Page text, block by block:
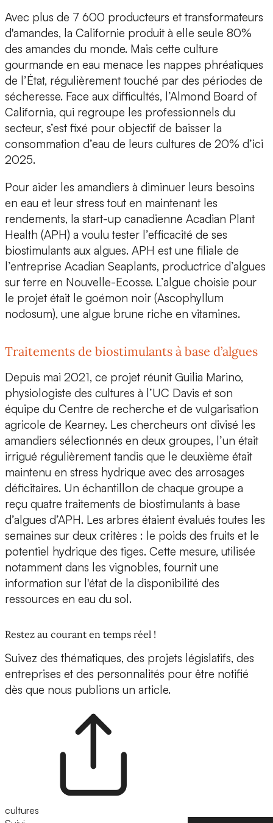
Avec plus de 7 600 producteurs et transformateurs
d'amandes, la Californie produit à elle seule 80%
des amandes du monde. Mais cette culture
gourmande en eau menace les nappes phréatiques
de l’État, régulièrement touché par des périodes de
sécheresse. Face aux difficultés, l’Almond Board of
California, qui regroupe les professionnels du
secteur, s’est fixé pour objectif de baisser la
consommation d’eau de leurs cultures de 20% d’ici
2025.
Pour aider les amandiers à diminuer leurs besoins
en eau et leur stress tout en maintenant les
rendements, la start-up canadienne Acadian Plant
Health (APH) a voulu tester l’efficacité de ses
biostimulants aux algues. APH est une filiale de
l’entreprise Acadian Seaplants, productrice d’algues
sur terre en Nouvelle-Ecosse. L’algue choisie pour
le projet était le goémon noir (Ascophyllum
nodosum), une algue brune riche en vitamines.
Traitements de biostimulants à base d’algues
Depuis mai 2021, ce projet réunit Guilia Marino,
physiologiste des cultures à l’UC Davis et son
équipe du Centre de recherche et de vulgarisation
agricole de Kearney. Les chercheurs ont divisé les
amandiers sélectionnés en deux groupes, l’un était
irrigué régulièrement tandis que le deuxième était
maintenu en stress hydrique avec des arrosages
déficitaires. Un échantillon de chaque groupe a
reçu quatre traitements de biostimulants à base
d’algues d’APH. Les arbres étaient évalués toutes les
semaines sur deux critères : le poids des fruits et le
potentiel hydrique des tiges. Cette mesure, utilisée
notamment dans les vignobles, fournit une
information sur l'état de la disponibilité des
ressources en eau du sol.
Restez au courant en temps réel !
Suivez des thématiques, des projets législatifs, des
entreprises et des personnalités pour être notifié
dès que nous publions un article.
cultures